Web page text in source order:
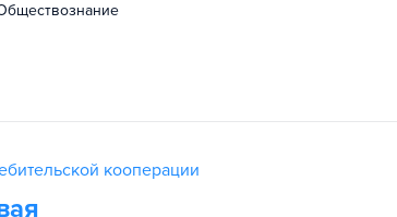
обществознание
кооперации